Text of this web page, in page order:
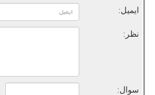
ایمیل:
نظر:
سوال: